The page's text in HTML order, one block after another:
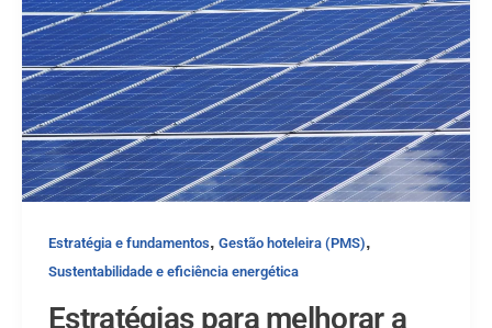
Estratégia e fundamentos, Gestão hoteleira (PMS),
Sustentabilidade e eficiência energética
Estratégias para melhorar a